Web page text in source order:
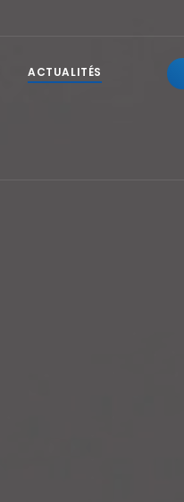
ACTUALITÉS